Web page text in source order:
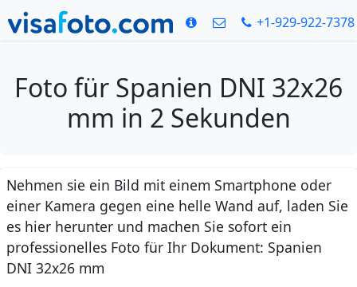
+1-929-922-7378
Foto für Spanien DNI 32x26
mm in 2 Sekunden
Nehmen sie ein Bild mit einem Smartphone oder
einer Kamera gegen eine helle Wand auf, laden Sie
es hier herunter und machen Sie sofort ein
professionelles Foto für Ihr Dokument: Spanien
DNI 32x26 mm